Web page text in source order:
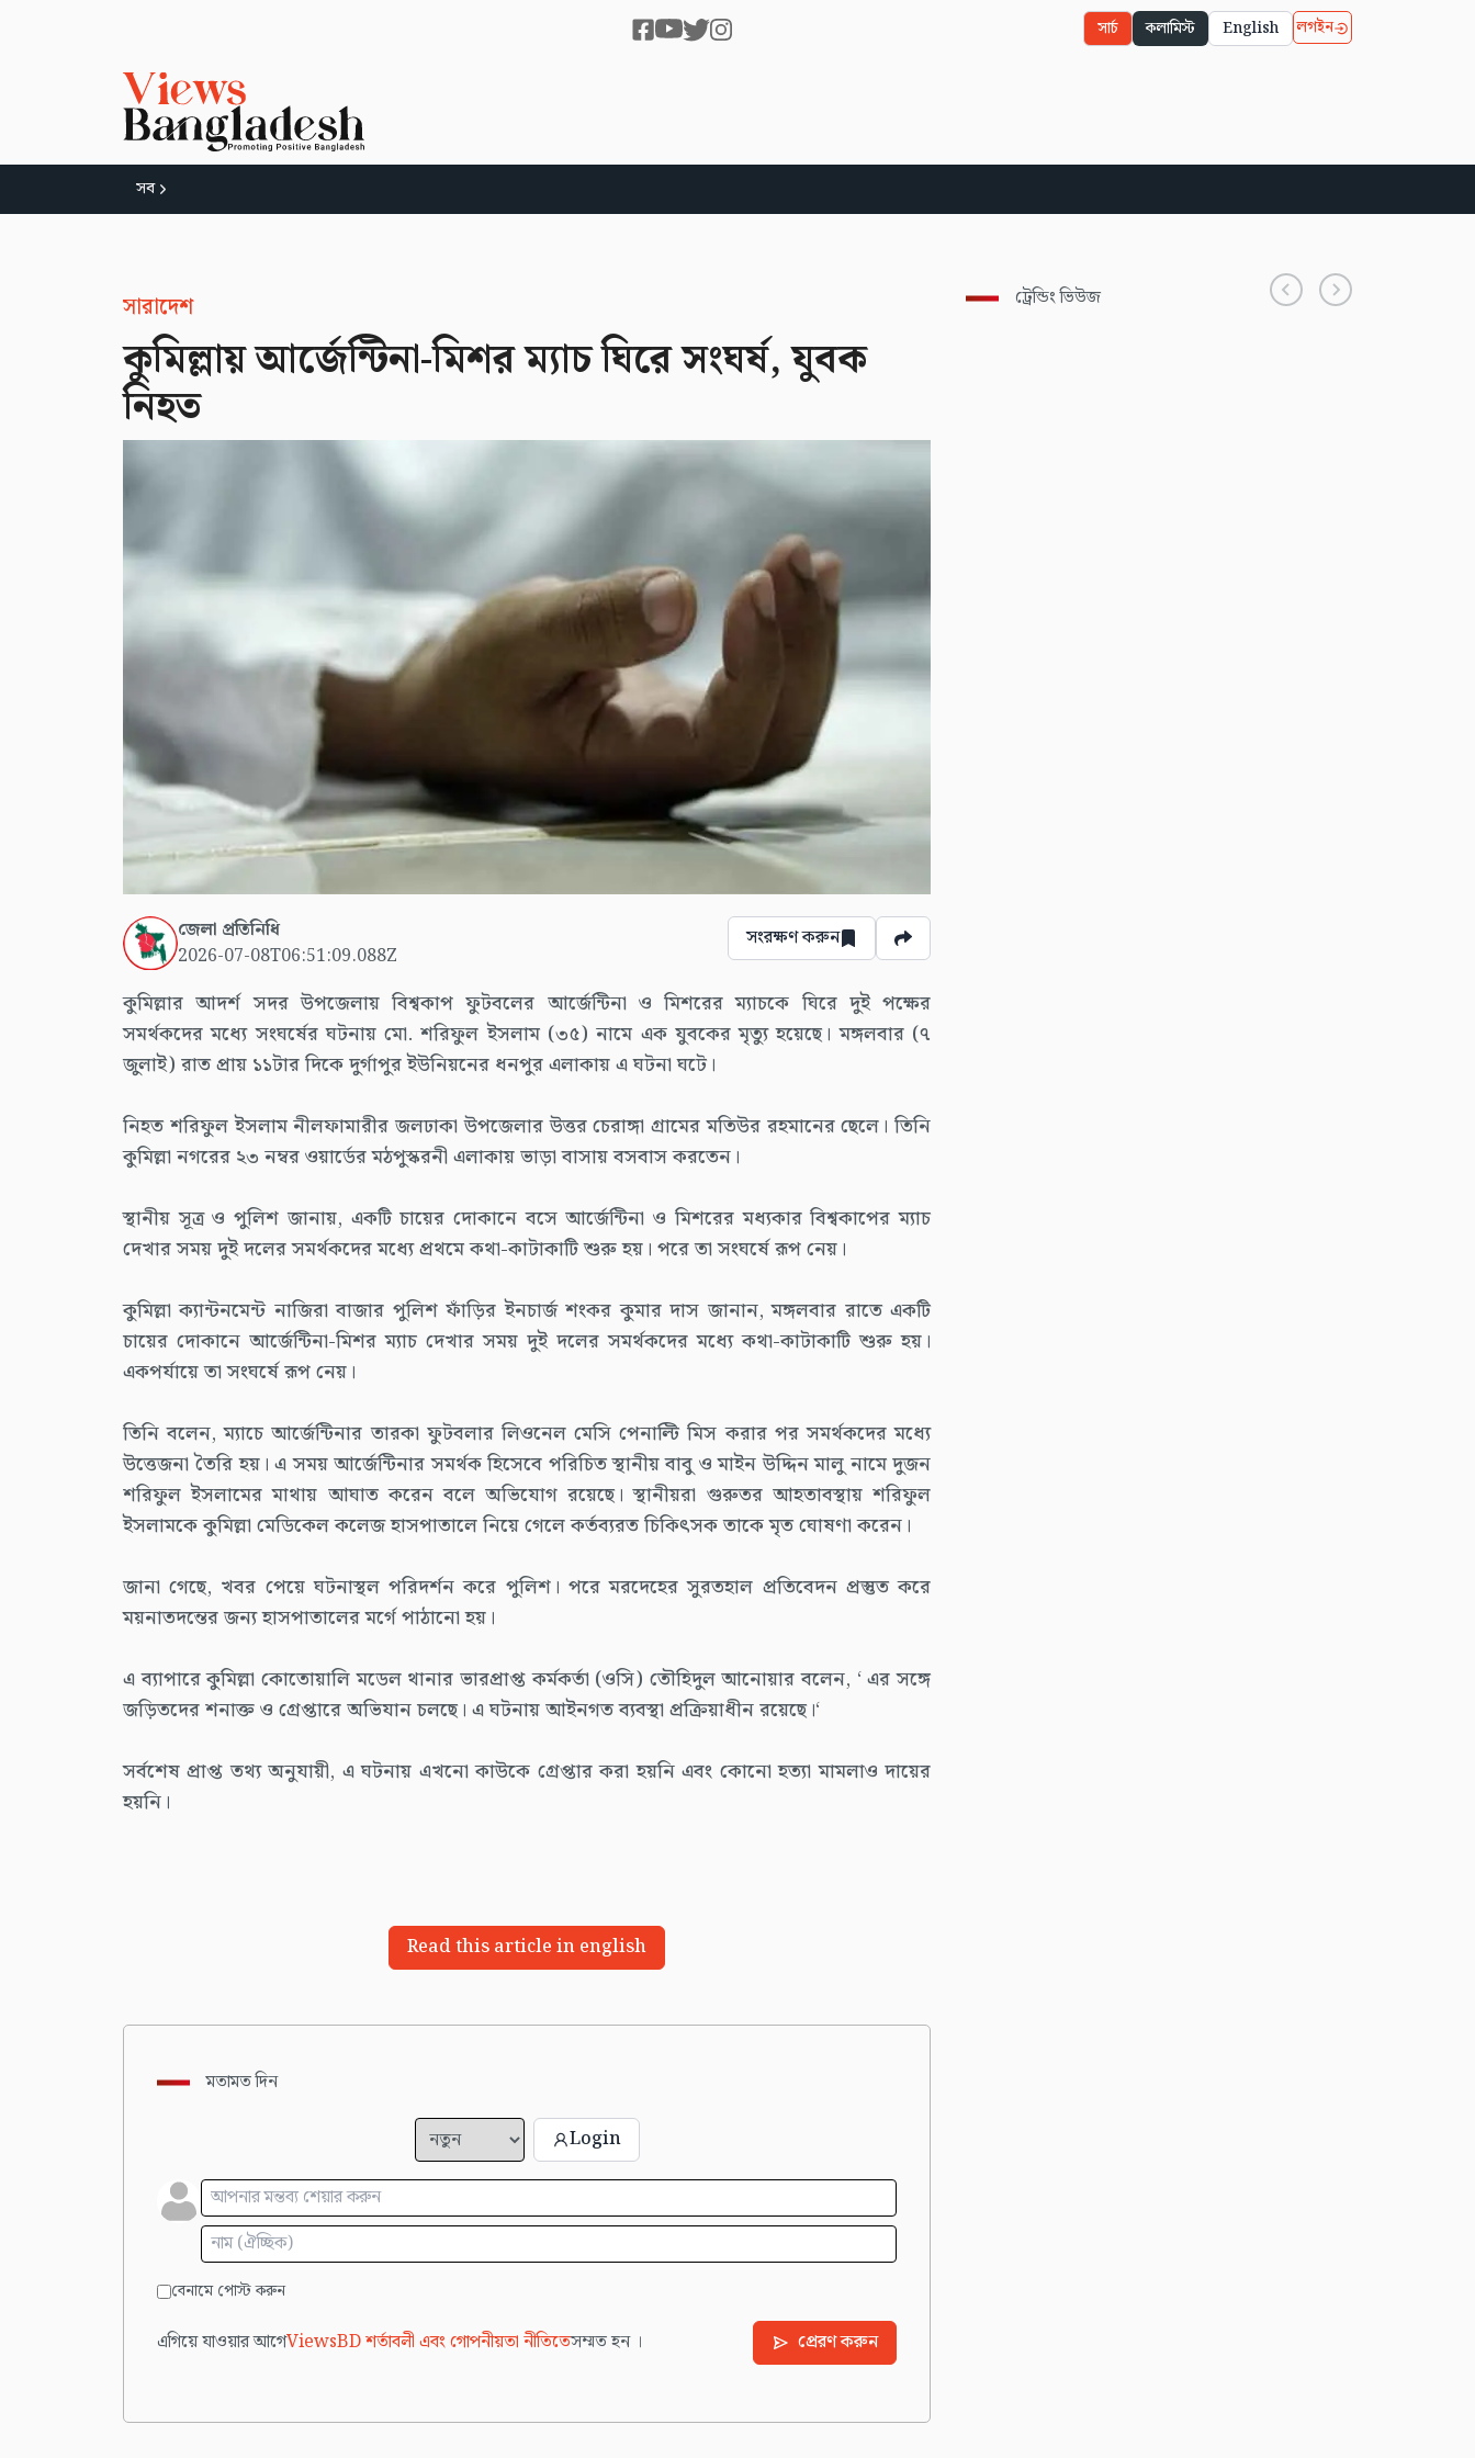
সার্চ কলামিস্ট English লগইন
সব
সারাদেশ
কুমিল্লায় আর্জেন্টিনা-মিশর ম্যাচ ঘিরে সংঘর্ষ, যুবক
নিহত
জেলা প্রতিনিধি
2026-07-08T06:51:09.088Z
সংরক্ষণ করুন
কুমিল্লার আদর্শ সদর উপজেলায় বিশ্বকাপ ফুটবলের আর্জেন্টিনা ও মিশরের ম্যাচকে ঘিরে দুই পক্ষের
সমর্থকদের মধ্যে সংঘর্ষের ঘটনায় মো. শরিফুল ইসলাম (৩৫) নামে এক যুবকের মৃত্যু হয়েছে। মঙ্গলবার (৭
জুলাই) রাত প্রায় ১১টার দিকে দুর্গাপুর ইউনিয়নের ধনপুর এলাকায় এ ঘটনা ঘটে।
নিহত শরিফুল ইসলাম নীলফামারীর জলঢাকা উপজেলার উত্তর চেরাঙ্গা গ্রামের মতিউর রহমানের ছেলে। তিনি
কুমিল্লা নগরের ২৩ নম্বর ওয়ার্ডের মঠপুস্করনী এলাকায় ভাড়া বাসায় বসবাস করতেন।
স্থানীয় সূত্র ও পুলিশ জানায়, একটি চায়ের দোকানে বসে আর্জেন্টিনা ও মিশরের মধ্যকার বিশ্বকাপের ম্যাচ
দেখার সময় দুই দলের সমর্থকদের মধ্যে প্রথমে কথা-কাটাকাটি শুরু হয়। পরে তা সংঘর্ষে রূপ নেয়।
কুমিল্লা ক্যান্টনমেন্ট নাজিরা বাজার পুলিশ ফাঁড়ির ইনচার্জ শংকর কুমার দাস জানান, মঙ্গলবার রাতে একটি
চায়ের দোকানে আর্জেন্টিনা-মিশর ম্যাচ দেখার সময় দুই দলের সমর্থকদের মধ্যে কথা-কাটাকাটি শুরু হয়।
একপর্যায়ে তা সংঘর্ষে রূপ নেয়।
তিনি বলেন, ম্যাচে আর্জেন্টিনার তারকা ফুটবলার লিওনেল মেসি পেনাল্টি মিস করার পর সমর্থকদের মধ্যে
উত্তেজনা তৈরি হয়। এ সময় আর্জেন্টিনার সমর্থক হিসেবে পরিচিত স্থানীয় বাবু ও মাইন উদ্দিন মালু নামে দুজন
শরিফুল ইসলামের মাথায় আঘাত করেন বলে অভিযোগ রয়েছে। স্থানীয়রা গুরুতর আহতাবস্থায় শরিফুল
ইসলামকে কুমিল্লা মেডিকেল কলেজ হাসপাতালে নিয়ে গেলে কর্তব্যরত চিকিৎসক তাকে মৃত ঘোষণা করেন।
জানা গেছে, খবর পেয়ে ঘটনাস্থল পরিদর্শন করে পুলিশ। পরে মরদেহের সুরতহাল প্রতিবেদন প্রস্তুত করে
ময়নাতদন্তের জন্য হাসপাতালের মর্গে পাঠানো হয়।
এ ব্যাপারে কুমিল্লা কোতোয়ালি মডেল থানার ভারপ্রাপ্ত কর্মকর্তা (ওসি) তৌহিদুল আনোয়ার বলেন, ‘ এর সঙ্গে
জড়িতদের শনাক্ত ও গ্রেপ্তারে অভিযান চলছে। এ ঘটনায় আইনগত ব্যবস্থা প্রক্রিয়াধীন রয়েছে।‘
সর্বশেষ প্রাপ্ত তথ্য অনুযায়ী, এ ঘটনায় এখনো কাউকে গ্রেপ্তার করা হয়নি এবং কোনো হত্যা মামলাও দায়ের
হয়নি।
Read this article in english
মতামত দিন
Login
বেনামে পোস্ট করুন
এগিয়ে যাওয়ার আগেViewsBD শর্তাবলী এবং গোপনীয়তা নীতিতেসম্মত হন । প্রেরণ করুন
ট্রেন্ডিং ভিউজ